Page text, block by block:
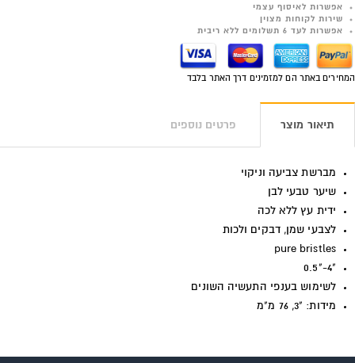
אפשרות לאיסוף עצמי
שירות לקוחות מצוין
אפשרות לעד 6 תשלומים ללא ריבית
המחירים באתר הם למזמינים דרך האתר בלבד
תיאור מוצר פרטים נוספים
מברשת צביעה וניקוי
שיער טבעי לבן
ידית עץ ללא לכה
לצבעי שמן, דבקים ולכות
pure bristles
"4-"0.5
לשימוש בענפי התעשיה השונים
מידות: "3, 76 מ"מ